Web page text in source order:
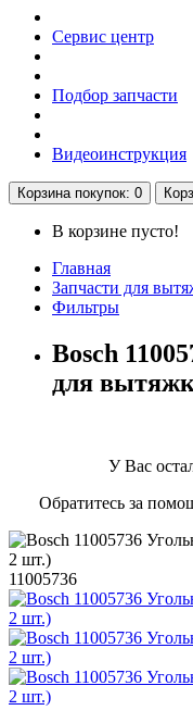
Сервис центр
Подбор запчасти
Видеоинструкция
Корзинапокупок: 0
В корзине пусто!
Главная
Запчасти для
Фильтры
Bosch
для
У Вас
Обратитесь за
11005736